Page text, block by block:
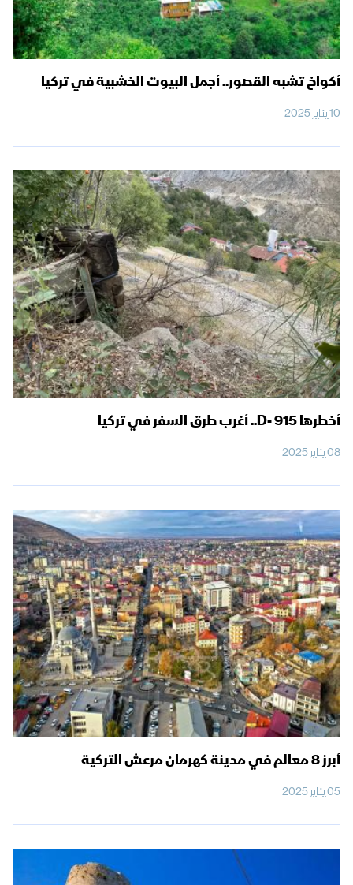
أكواخ تشبه القصور.. أجمل البيوت الخشبية في تركيا
10 يناير 2025
أخطرها D- 915.. أغرب طرق السفر في تركيا
08 يناير 2025
أبرز 8 معالم في مدينة كهرمان مرعش التركية
05 يناير 2025